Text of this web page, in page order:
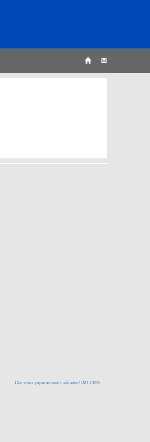
Система управления сайтами UMI.CMS